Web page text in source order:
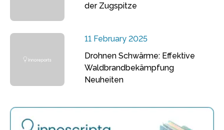
der Zugspitze
11 February 2025
Drohnen Schwärme: Effektive
Waldbrandbekämpfung
Neuheiten